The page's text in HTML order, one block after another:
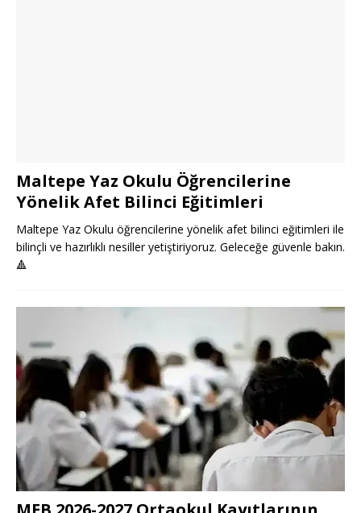
Maltepe Yaz Okulu Öğrencilerine
Yönelik Afet Bilinci Eğitimleri
Maltepe Yaz Okulu öğrencilerine yönelik afet bilinci eğitimleri ile
bilinçli ve hazırlıklı nesiller yetiştiriyoruz. Geleceğe güvenle bakın.
🔺